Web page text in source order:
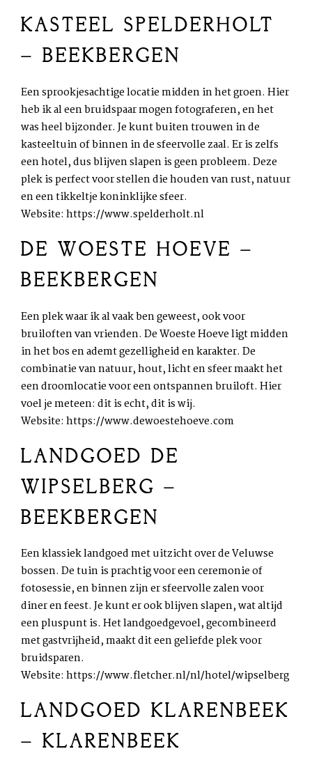
KASTEEL SPELDERHOLT
– BEEKBERGEN
Een sprookjesachtige locatie midden in het groen. Hier
heb ik al een bruidspaar mogen fotograferen, en het
was heel bijzonder. Je kunt buiten trouwen in de
kasteeltuin of binnen in de sfeervolle zaal. Er is zelfs
een hotel, dus blijven slapen is geen probleem. Deze
plek is perfect voor stellen die houden van rust, natuur
en een tikkeltje koninklijke sfeer.
Website: https://www.spelderholt.nl
DE WOESTE HOEVE –
BEEKBERGEN
Een plek waar ik al vaak ben geweest, ook voor
bruiloften van vrienden. De Woeste Hoeve ligt midden
in het bos en ademt gezelligheid en karakter. De
combinatie van natuur, hout, licht en sfeer maakt het
een droomlocatie voor een ontspannen bruiloft. Hier
voel je meteen: dit is echt, dit is wij.
Website: https://www.dewoestehoeve.com
LANDGOED DE
WIPSELBERG –
BEEKBERGEN
Een klassiek landgoed met uitzicht over de Veluwse
bossen. De tuin is prachtig voor een ceremonie of
fotosessie, en binnen zijn er sfeervolle zalen voor
diner en feest. Je kunt er ook blijven slapen, wat altijd
een pluspunt is. Het landgoedgevoel, gecombineerd
met gastvrijheid, maakt dit een geliefde plek voor
bruidsparen.
Website: https://www.fletcher.nl/nl/hotel/wipselberg
LANDGOED KLARENBEEK
– KLARENBEEK